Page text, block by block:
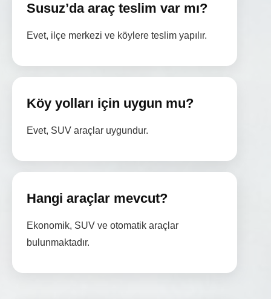
Susuz’da araç teslim var mı?
Evet, ilçe merkezi ve köylere teslim yapılır.
Köy yolları için uygun mu?
Evet, SUV araçlar uygundur.
Hangi araçlar mevcut?
Ekonomik, SUV ve otomatik araçlar
bulunmaktadır.